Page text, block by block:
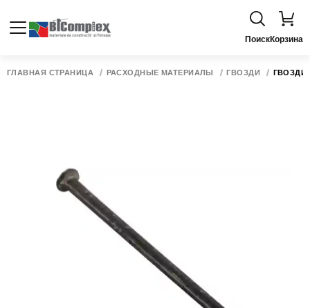
ПоискКорзина
ГЛАВНАЯ СТРАНИЦА РАСХОДНЫЕ МАТЕРИАЛЫ ГВОЗДИ ГВОЗДИ